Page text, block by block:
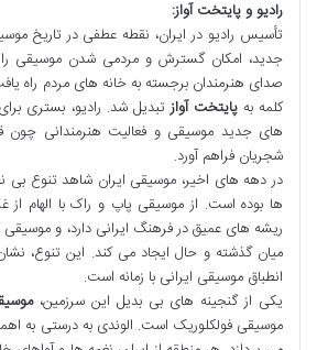
رادیو و پایتخت آواز:
تأسیس رادیو در ایران، نقطه عطفی در تاریخ
جدید، امکان گسترش و مردمی شدن موسیقی را
صدای هنرمندان برجسته به خانه های مردم راه
کلمه بهپایتخت آوازتبدیل شد. رادیو، بستری
های جدید موسیقی و فعالیت هنرمندانی چون
شجریان فراهم آورد.
در دهه های اخیر، موسیقی ایران شاهد تنوع
ها بوده است. از موسیقی پاپ و راک با الهام
ریشه های عمیق در فرهنگ ایرانی دارد، و
میان گذشته و حال ایجاد می کند. این تنوع،
انطباق موسیقی ایرانی با زمانه است.
یکی از گنجینه های بی بدیل این سرزمین،
موسیقی فولکلوریک است. الوندی به درستی به